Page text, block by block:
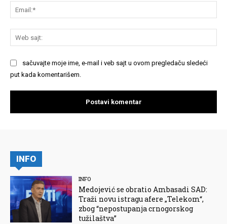
sačuvajte moje ime, e-mail i veb sajt u ovom pregledaču sledeći
put kada komentarišem.
INFO
INFO
Medojević se obratio Ambasadi SAD:
Traži novu istragu afere „Telekom“,
zbog “nepostupanja crnogorskog
tužilaštva”